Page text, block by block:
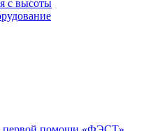
с высоты